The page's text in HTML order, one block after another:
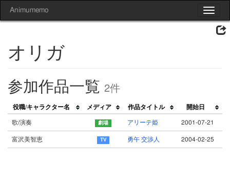
Toggle
Animumemo
オリガ
参加作品一覧 2件
役職/キャラクター名 メディア 作品タイトル 開始日
歌/演奏 アリーテ姫 2001-07-21
富沢美智恵 勇午 交渉人 2004-02-25